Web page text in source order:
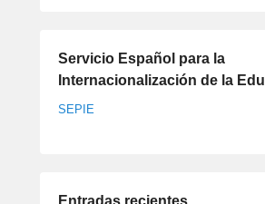
Servicio Español para la
Internacionalización de la
SEPIE
Entradas recientes